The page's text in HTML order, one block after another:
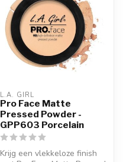
L.A. GIRL
Pro Face Matte
Pressed Powder -
GPP603 Porcelain
Krijg een vlekkeloze finish